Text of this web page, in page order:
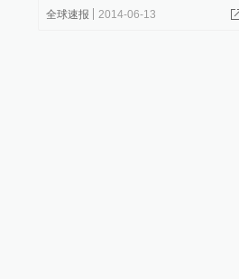
全球速报 2014-06-13